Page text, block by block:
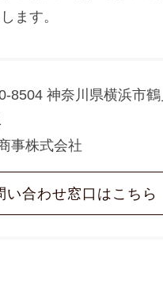
ます。
8504 神奈川県横浜市
事株式会社
い合わせ窓口はこちら